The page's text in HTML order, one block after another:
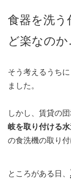
食器を洗う
ど楽なの
そう考えるうち
ました。
しかし、賃貸の
岐を取り付ける
の食洗機の取り
ところがある日、